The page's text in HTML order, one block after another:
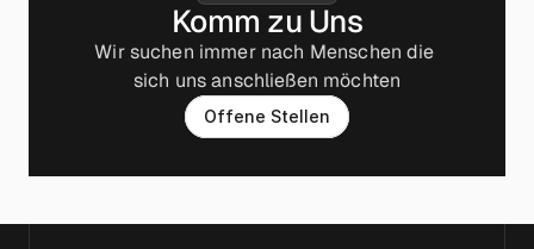
Komm zu Uns
Wir suchen immer nach Menschen die
sich uns anschließen möchten
Offene Stellen